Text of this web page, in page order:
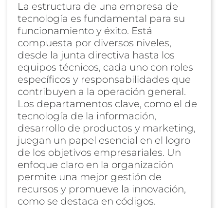
La estructura de una empresa de
tecnología es fundamental para su
funcionamiento y éxito. Está
compuesta por diversos niveles,
desde la junta directiva hasta los
equipos técnicos, cada uno con roles
específicos y responsabilidades que
contribuyen a la operación general.
Los departamentos clave, como el de
tecnología de la información,
desarrollo de productos y marketing,
juegan un papel esencial en el logro
de los objetivos empresariales. Un
enfoque claro en la organización
permite una mejor gestión de
recursos y promueve la innovación,
como se destaca en códigos.